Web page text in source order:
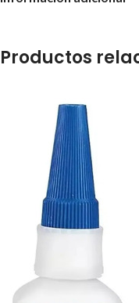
Productos